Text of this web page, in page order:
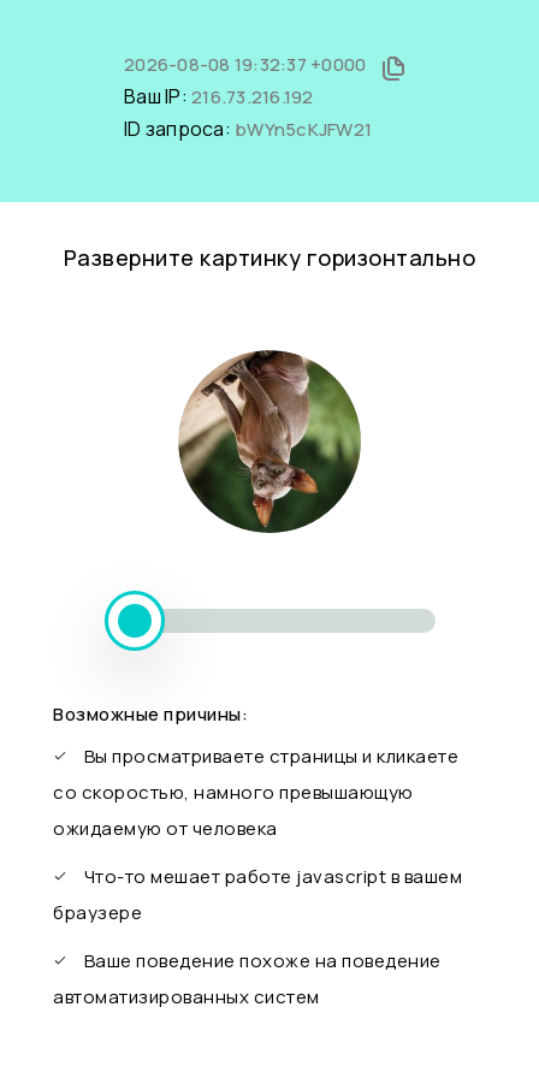
2026-08-08 19:32:37 +0000
Ваш IP: 216.73.216.192
ID запроса: bWYn5cKJFW21
Разверните картинку горизонтально
Возможные причины:
Вы просматриваете страницы и кликаете
со скоростью, намного превышающую
ожидаемую от человека
Что-то мешает работе javascript в вашем
браузере
Ваше поведение похоже на поведение
автоматизированных систем